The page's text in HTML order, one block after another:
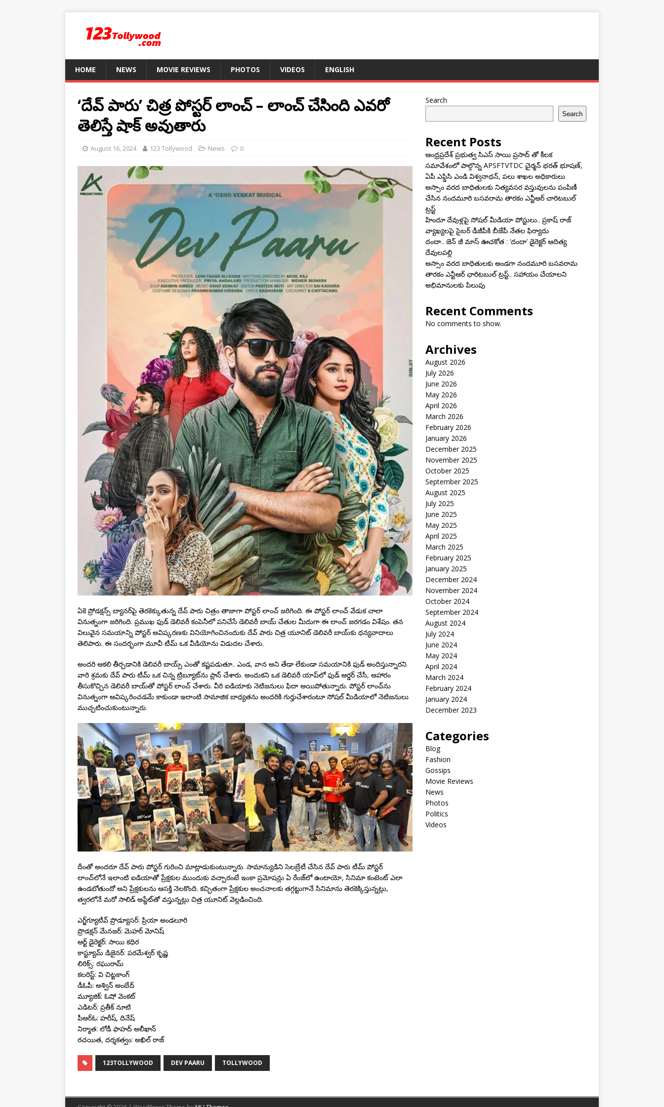
HOME NEWS MOVIE REVIEWS PHOTOS VIDEOS ENGLISH
‘దేవ్ పారు’ చిత్ర పోస్టర్ లాంచ్ – లాంచ్ చేసింది ఎవరో
తెలిస్తే షాక్ అవుతారు
August 16, 2024 123 Tollywood News 0
ఏకె ప్రోడక్షన్స్ బ్యానర్‌పై తెరకెక్కుతున్న దేవ్ పారు చిత్రం తాజాగా పోస్టర్ లాంచ్ జరిగింది. ఈ పోస్టర్ లాంచ్ వేడుక చాలా
వినుత్నంగా జరిగింది. ప్రముఖ ఫుడ్ డెలివరీ కంపెనీలో పనిచేసే డెలివరీ బాయ్ చేతుల మీదుగా ఈ లాంచ్ జరగడం విశేషం. తన
విలువైన సమయాన్ని పోస్టర్ అవిష్కరణకు వినియోగించినందుకు దేవ్ పారు చిత్ర యూనిట్ డెలివరీ బాయ్‌కు ధన్యవాదాలు
తెలిపారు. ఈ సందర్భంగా మూవీ టీమ్ ఒక వీడియోను విడుదల చేశారు.
అందరి ఆకలి తీర్చడానికి డెలివరీ బాయ్స్ ఎంతో కష్టపడుతూ.. ఎండ, వాన అని తేడా లేకుండా సమయానికి ఫుడ్ అందిస్తున్నారని
వారి శ్రమకు దేవ్ పారు టీమ్ ఒక చిన్న ట్రిబ్యూట్‌ను ప్లాన్ చేశారు. అందుకని ఒక డెలివరీ యాప్‌లో ఫుడ్ ఆర్డర్ చేసీ, ఆహారం
తీసుకొచ్చిన డెలివరీ బాయ్‌తో పోస్టర్ లాంచ్ చేశారు. వీరి ఐడియాకు నెటిజనులు ఫిదా అయిపోతున్నారు. పోస్టర్ లాంచ్‌ను
వినుత్నంగా ఆవిష్కరించడమే కాకుండా ఇలాంటి సామాజిక బాధ్యతను అందరికి గుర్తుచేశారంటూ సోషల్ మీడియాలో నెటిజనులు
ముచ్చటించుకుంటున్నారు.
దీంతో అందరూ దేవ్ పారు పోస్టర్ గురించి మాట్లాడుకుంటున్నారు. సామాన్యుడిని సెలబ్రేటీ చేసిన దేవ్ పారు టీమ్ పోస్టర్
లాంచ్‌లోనే ఇలాంటి ఐడియాతో ప్రేక్షకుల ముందుకు వచ్చారంటే ఇంకా ప్రమోషన్లు ఏ రేంజ్‌లో ఉంటాయో, సినిమా కంటెంట్ ఎలా
ఉండబోతుందో అని ప్రేక్షకులను ఆసక్తి నెలకొంది. కచ్చితంగా ప్రేక్షకుల అంచనాలకు తగ్గట్టుగానే సినిమాను తెరకెక్కిస్తున్నట్లు,
త్వరలోనే మరో సాలిడ్ అప్డేట్‌తో వస్తున్నట్లు చిత్ర యూనిట్ వెల్లడించింది.
ఎగ్జ్‌గ్యూటీవ్ ప్రొడ్యూసర్: ప్రియా అండలూరి
ప్రొడక్షన్ మేనజర్: మెహర్ మోనిష్
ఆర్ట్ డైరెక్టర్: సాయి కధిర
కాస్ట్యూమ్ డిజైనర్: పరమేశ్వర్ కృష్ణ
లిరిక్స్: రఘురామ్
కలరిస్ట్: వి చిట్టకాంగ్
డీఓపీ: అశ్విన్ అంబేద్
మ్యూజిక్: ఓషో వెంకట్
ఎడిటర్: ప్రతీక్ నూటి
పీఆర్ఓ: హరీష్, దినేష్
నిర్మాత: లోడీ ఫాహద్ అలీఖాన్
రచయిత, దర్శకత్వం: అఖిల్ రాజ్
123TOLLYWOOD DEV PAARU TOLLYWOOD
Search
Search
Recent Posts
ఆంధ్రప్రదేశ్ ప్రభుత్వ సిఎస్ సాయి ప్రసాద్ తో కీలక
సమావేశంలో పాల్గొన్న APSFTVTDC చైర్మన్ భరత్ భూషణ్,
ఏపీ ఎఫ్డిసి ఎండి విశ్వనాథన్, పలు శాఖల అధికారులు
అస్సాం వరద బాధితులకు నిత్యవసర వస్తువులను పంపిణీ
చేసిన నందమూరి బసవరామ తారకం ఎన్టీఆర్ చారిటబుల్
ట్రస్ట్
హిందూ దేవుళ్లపై సోషల్ మీడియా పోస్టులు.. ప్రకాష్ రాజ్
వ్యాఖ్యలపై సైబర్ డీజీపీకి బీజేపీ నేతల ఫిర్యాదు
దందా.. జెన్ జీ మాస్ ఊచకోత : ‘దందా’ డైరెక్ట‌ర్ ఆదిత్య
దేవులపల్లి
అస్సాం వరద బాధితులకు అండగా నందమూరి బసవరామ
తారకం ఎన్టీఆర్ ఛారిటబుల్ ట్రస్ట్.. సహాయం చేయాలని
అభిమానులకు పిలుపు
Recent Comments
No comments to show.
Archives
August 2026
July 2026
June 2026
May 2026
April 2026
March 2026
February 2026
January 2026
December 2025
November 2025
October 2025
September 2025
August 2025
July 2025
June 2025
May 2025
April 2025
March 2025
February 2025
January 2025
December 2024
November 2024
October 2024
September 2024
August 2024
July 2024
June 2024
May 2024
April 2024
March 2024
February 2024
January 2024
December 2023
Categories
Blog
Fashion
Gossips
Movie Reviews
News
Photos
Politics
Videos